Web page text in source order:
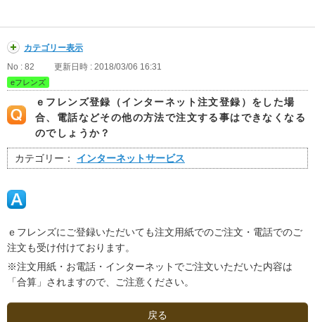
カテゴリー表示
No : 82
更新日時 : 2018/03/06 16:31
eフレンズ
ｅフレンズ登録（インターネット注文登録）をした場
合、電話などその他の方法で注文する事はできなくなる
のでしょうか？
カテゴリー： インターネットサービス
ｅフレンズにご登録いただいても注文用紙でのご注文・電話でのご
注文も受け付けております。
※注文用紙・お電話・インターネットでご注文いただいた内容は
「合算」されますので、ご注意ください。
戻る